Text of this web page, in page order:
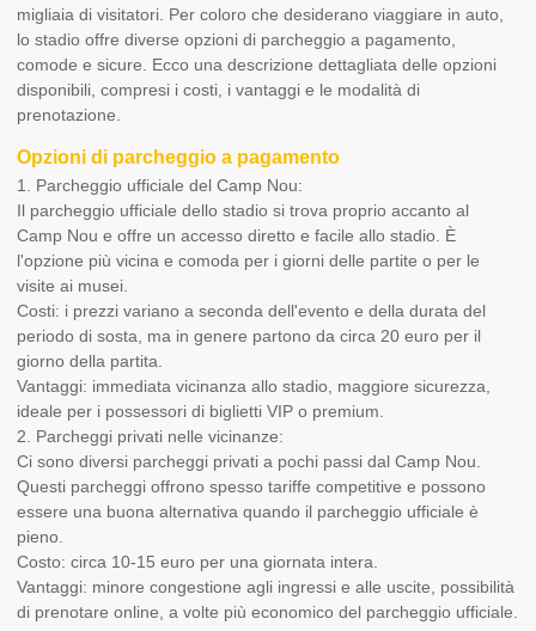
migliaia di visitatori. Per coloro che desiderano viaggiare in auto,
lo stadio offre diverse opzioni di parcheggio a pagamento,
comode e sicure. Ecco una descrizione dettagliata delle opzioni
disponibili, compresi i costi, i vantaggi e le modalità di
prenotazione.
Opzioni di parcheggio a pagamento
1. Parcheggio ufficiale del Camp Nou:
Il parcheggio ufficiale dello stadio si trova proprio accanto al
Camp Nou e offre un accesso diretto e facile allo stadio. È
l'opzione più vicina e comoda per i giorni delle partite o per le
visite ai musei.
Costi: i prezzi variano a seconda dell'evento e della durata del
periodo di sosta, ma in genere partono da circa 20 euro per il
giorno della partita.
Vantaggi: immediata vicinanza allo stadio, maggiore sicurezza,
ideale per i possessori di biglietti VIP o premium.
2. Parcheggi privati nelle vicinanze:
Ci sono diversi parcheggi privati a pochi passi dal Camp Nou.
Questi parcheggi offrono spesso tariffe competitive e possono
essere una buona alternativa quando il parcheggio ufficiale è
pieno.
Costo: circa 10-15 euro per una giornata intera.
Vantaggi: minore congestione agli ingressi e alle uscite, possibilità
di prenotare online, a volte più economico del parcheggio ufficiale.